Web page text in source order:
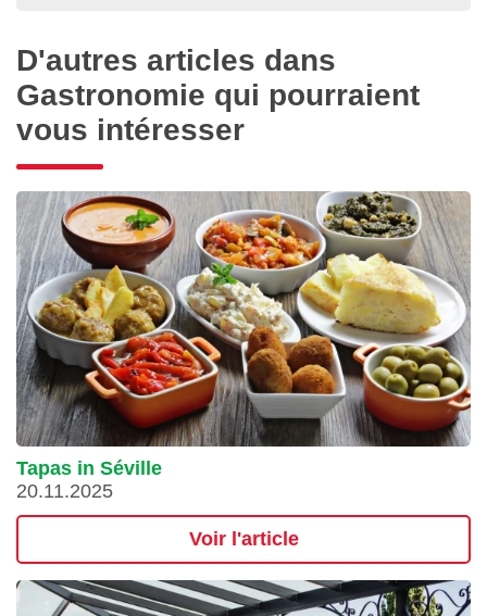
D'autres articles dans
Gastronomie qui pourraient
vous intéresser
Tapas in Séville
20.11.2025
Voir l'article